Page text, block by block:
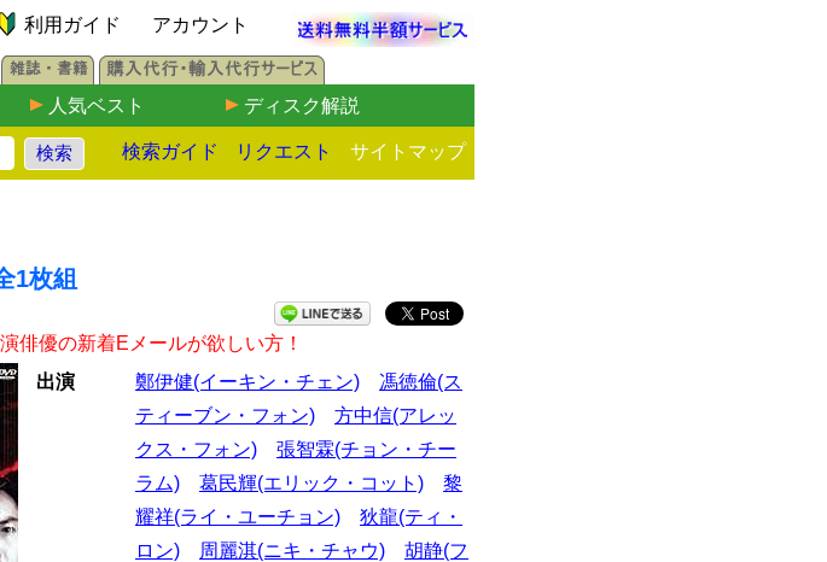
利用ガイド アカウント
人気ベスト ディスク解説
検索ガイド リクエスト サイトマップ
1枚組
俳優の新着Eメールが欲しい方！
出演
鄭伊健(イーキン・チェン)
馮徳倫(ス
ティーブン・フォン)
方中信(アレッ
クス・フォン)
張智霖(チョン・チー
ラム)
葛民輝(エリック・コット)
黎
耀祥(ライ・ユーチョン)
狄龍(ティ・
ロン)
周麗淇(ニキ・チャウ)
胡静(フ